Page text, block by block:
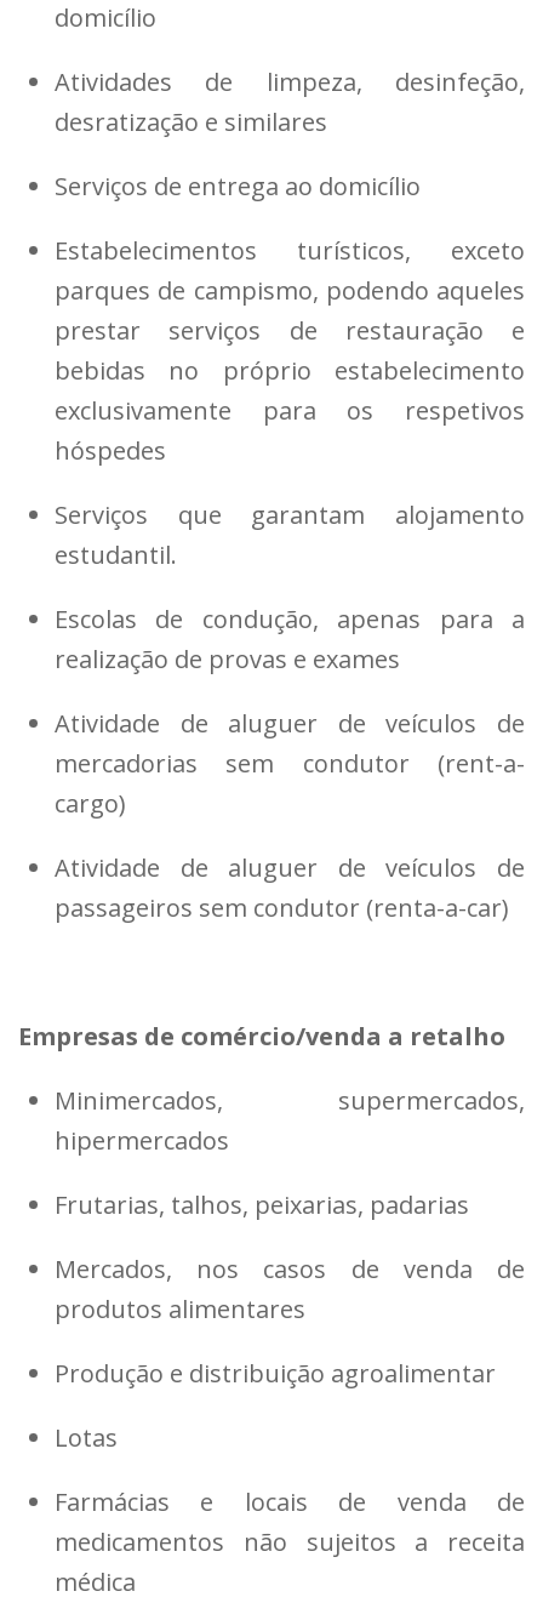
domicílio
Atividades de limpeza, desinfeção,
desratização e similares
Serviços de entrega ao domicílio
Estabelecimentos turísticos, exceto
parques de campismo, podendo aqueles
prestar serviços de restauração e
bebidas no próprio estabelecimento
exclusivamente para os respetivos
hóspedes
Serviços que garantam alojamento
estudantil.
Escolas de condução, apenas para a
realização de provas e exames
Atividade de aluguer de veículos de
mercadorias sem condutor (rent-a-
cargo)
Atividade de aluguer de veículos de
passageiros sem condutor (renta-a-car)
Empresas de comércio/venda a retalho
Minimercados, supermercados,
hipermercados
Frutarias, talhos, peixarias, padarias
Mercados, nos casos de venda de
produtos alimentares
Produção e distribuição agroalimentar
Lotas
Farmácias e locais de venda de
medicamentos não sujeitos a receita
médica